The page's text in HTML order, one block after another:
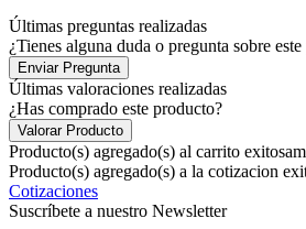
Últimas preguntas realizadas
¿Tienes alguna duda o pregunta sobre
Enviar Pregunta
Últimas valoraciones realizadas
¿Has comprado este producto?
Valorar Producto
Producto(s) agregado(s) al carrito
Producto(s) agregado(s) a la cotizacion
Cotizaciones
Suscríbete a nuestro Newsletter